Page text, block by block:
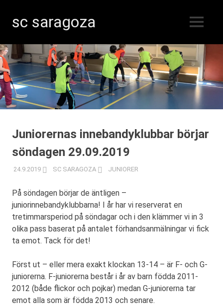
Hoppa
till
innehåll
sc saragoza
Kristinestad
1996
MENY
Juniorernas innebandyklubbar börjar
söndagen 29.09.2019
24.9.2019 SC SARAGOZA JUNIORER
På söndagen börjar de äntligen –
juniorinnebandyklubbarna! I år har vi reserverat en
tretimmarsperiod på söndagar och i den klämmer vi in 3
olika pass baserat på antalet förhandsanmälningar vi fick
ta emot. Tack för det!
Först ut – eller mera exakt klockan 13-14 – är F- och G-
juniorerna. F-juniorerna består i år av barn födda 2011-
2012 (både flickor och pojkar) medan G-juniorerna tar
emot alla som är födda 2013 och senare.